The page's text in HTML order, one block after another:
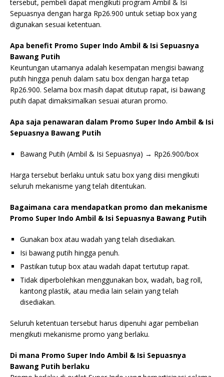
tersebut, pembeli dapat mengikuti program Ambil & Isi
Sepuasnya dengan harga Rp26.900 untuk setiap box yang
digunakan sesuai ketentuan.
Apa benefit Promo Super Indo Ambil & Isi Sepuasnya
Bawang Putih
Keuntungan utamanya adalah kesempatan mengisi bawang
putih hingga penuh dalam satu box dengan harga tetap
Rp26.900. Selama box masih dapat ditutup rapat, isi bawang
putih dapat dimaksimalkan sesuai aturan promo.
Apa saja penawaran dalam Promo Super Indo Ambil & Isi
Sepuasnya Bawang Putih
Bawang Putih (Ambil & Isi Sepuasnya) → Rp26.900/box
Harga tersebut berlaku untuk satu box yang diisi mengikuti
seluruh mekanisme yang telah ditentukan.
Bagaimana cara mendapatkan promo dan mekanisme
Promo Super Indo Ambil & Isi Sepuasnya Bawang Putih
Gunakan box atau wadah yang telah disediakan.
Isi bawang putih hingga penuh.
Pastikan tutup box atau wadah dapat tertutup rapat.
Tidak diperbolehkan menggunakan box, wadah, bag roll,
kantong plastik, atau media lain selain yang telah
disediakan.
Seluruh ketentuan tersebut harus dipenuhi agar pembelian
mengikuti mekanisme promo yang berlaku.
Di mana Promo Super Indo Ambil & Isi Sepuasnya
Bawang Putih berlaku